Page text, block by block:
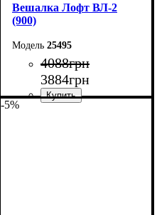
Вешалка Лофт ВЛ-2
(900)
25495
4088грн
3884грн
-5%